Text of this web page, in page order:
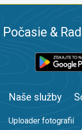
Počasie &
Naše služby
Uploader fotografií